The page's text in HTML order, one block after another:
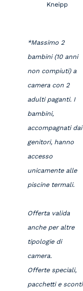
Kneipp
*Massimo 2
bambini (10 anni
non compiuti) a
camera con 2
adulti paganti. I
bambini,
accompagnati dai
genitori, hanno
accesso
unicamente alle
piscine termali.
Offerta valida
anche per altre
tipologie di
camera.
Offerte speciali,
pacchetti e sconti